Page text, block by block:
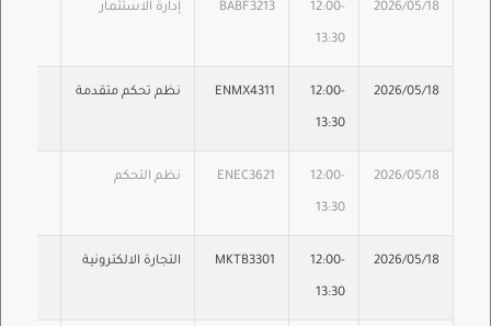
2026/05/18
12:00-
13:30
BABF3213 إدارة الاستثمار
2026/05/18
12:00-
13:30
ENMX4311 نظم تحكم متقدمة
2026/05/18
12:00-
13:30
ENEC3621 نظم التحكم
2026/05/18
12:00-
13:30
MKTB3301 التجارة الالكترونية